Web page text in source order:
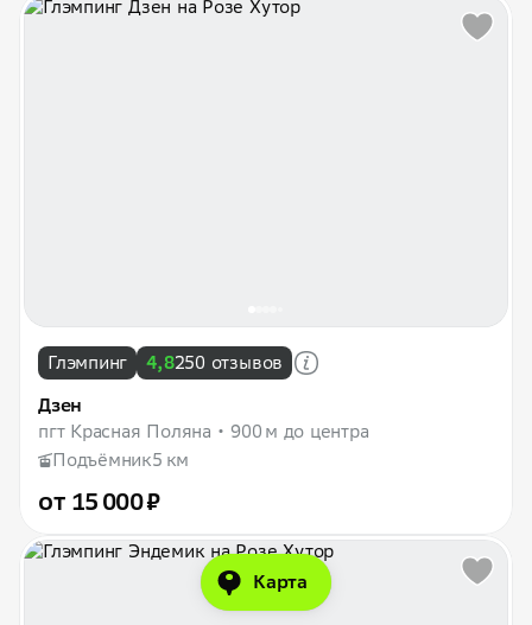
Глэмпинг 4,8250 отзывов
Дзен
пгт Красная Поляна
900 м до центра
Подъёмник5 км
от 15 000 ₽
Карта